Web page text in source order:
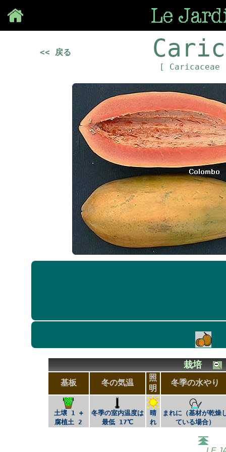
<< 戻る
[
栽培
基板 冬の気温
照
明
冬季の水やり
土壌 1 +
腐植土 2
冬季の室内温度は
最低 17℃
晴
れ
まれに（基材が乾燥
ている場合）